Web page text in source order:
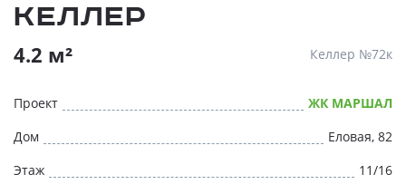
Келлер
4.2 м² Келлер №72к
Проект
ЖК МАРШАЛ
Дом
Еловая, 82
Этаж
11/16